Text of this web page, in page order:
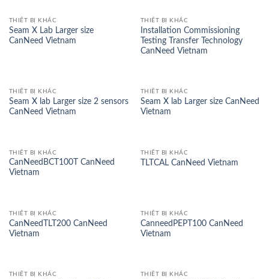
THIẾT BỊ KHÁC
Seam X Lab Larger size
CanNeed Vietnam
THIẾT BỊ KHÁC
Installation Commissioning
Testing Transfer Technology
CanNeed Vietnam
THIẾT BỊ KHÁC
Seam X lab Larger size 2 sensors
CanNeed Vietnam
THIẾT BỊ KHÁC
Seam X lab Larger size CanNeed
Vietnam
THIẾT BỊ KHÁC
CanNeedBCT100T CanNeed
Vietnam
THIẾT BỊ KHÁC
TLTCAL CanNeed Vietnam
THIẾT BỊ KHÁC
CanNeedTLT200 CanNeed
Vietnam
THIẾT BỊ KHÁC
CanneedPEPT100 CanNeed
Vietnam
THIẾT BỊ KHÁC THIẾT BỊ KHÁC